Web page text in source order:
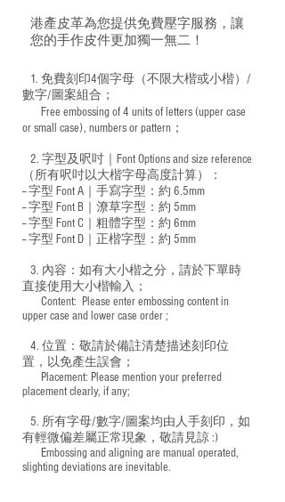
港產皮革為您提供免費壓字服務，讓
您的手作皮件更加獨一無二！
1. 免費刻印4個字母（不限大楷或小楷）/
數字/圖案組合；
Free embossing of 4 units of letters (upper case
or small case), numbers or pattern；
2. 字型及呎吋｜ Font Options and size reference
（所有呎吋以大楷字母高度計算）：
-- 字型 Font A｜手寫字型：約 6.5mm
-- 字型 Font B｜潦草字型： 約 5mm
-- 字型 Font C｜粗體字型：約 6mm
-- 字型 Font D｜正楷字型： 約 5mm
3. 內容：如有大小楷之分，請於下單時
直接使用大小楷輸入；
​ Content: Please enter embossing content in
upper case and lower case order ;
4. 位置：敬請於備註清楚描述刻印位
置，以免產生誤會；
​ Placement: Please mention your preferred
placement clearly, if any;
5. 所有字母/數字/圖案均由人手刻印，如
有輕微偏差屬正常現象，敬請見諒 :)
​ Embossing and aligning are manual operated,
slighting deviations are inevitable.